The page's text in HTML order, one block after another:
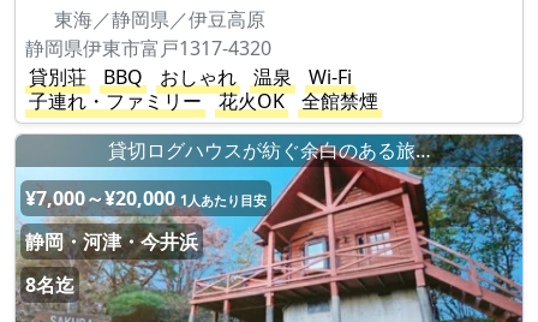
東海／静岡県／伊豆高原
静岡県伊東市富戸1317-4320
貸別荘
BBQ おしゃれ 温泉
Wi-Fi
子連れ・ファミリー
花火OK
全館禁煙
貸切ログハウスが紡ぐ余白のある旅…
¥7,000～¥20,000 1人あたり目安
静岡・河津・今井浜
8名迄